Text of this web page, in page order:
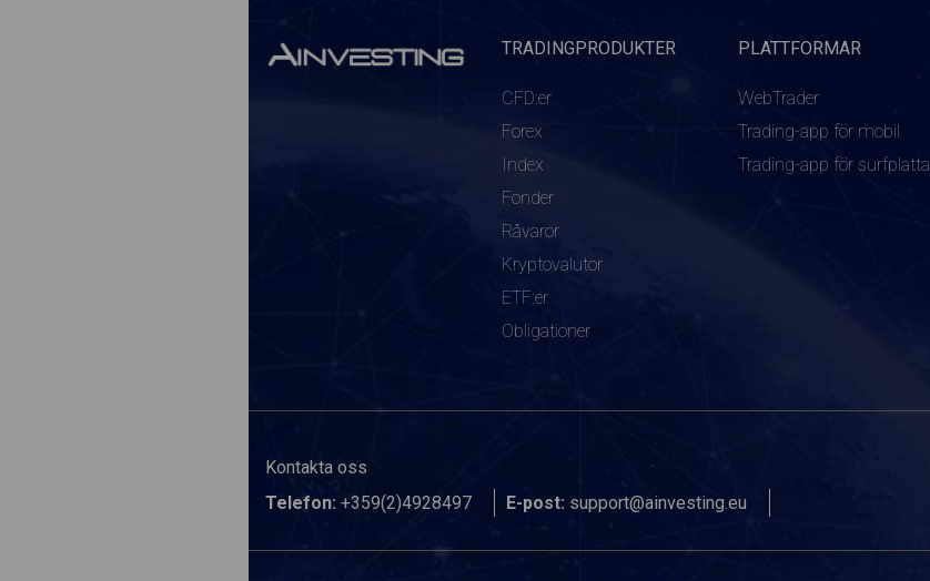
TRADINGPRODUKTER
CFD:er
Forex
Index
Fonder
Råvaror
Kryptovalutor
ETF:er
Obligationer
PLATTFORMAR
WebTrader
Trading-app för mobil
Trading-app för surfplatta
Kontakta oss
Telefon: +359(2)4928497 E-post: support@ainvesting.eu